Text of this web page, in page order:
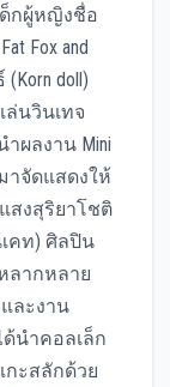
ด็กผู้หญิงชื่อ
Fox and
doll)
นวินเทจ
ผลงาน Mini
าจัดแสดงให้
สงสุริยาโชติ
คท) ศิลปิน
ลากหลาย
ละงาน
นำคอลเล็ก
กะสลักด้วย